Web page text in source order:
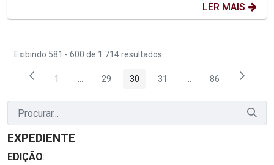
LER MAIS
Exibindo 581 - 600 de 1.714 resultados.
Página
1 Páginas intermediárias Usar ABA para navegar.
Página
29 Página
30 Página
31 PáginasPágina
86
EXPEDIENTE
EDIÇÃO: